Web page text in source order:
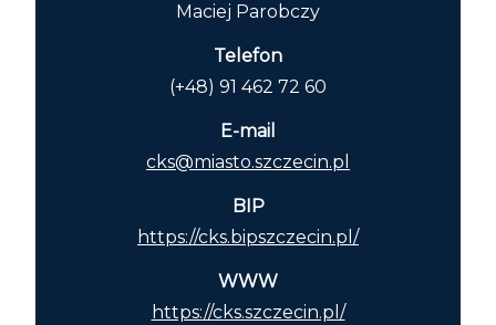
Maciej Parobczy
Telefon
(+48) 91 462 72 60
E-mail
cks@miasto.szczecin.pl
BIP
https://cks.bipszczecin.pl/
WWW
https://cks.szczecin.pl/